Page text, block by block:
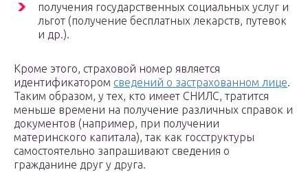
получения государственных социальных услуг и
льгот (получение бесплатных лекарств, путевок
и др.).
Кроме этого, страховой номер является
идентификатором сведений о застрахованном лице.
Таким образом, у тех, кто имеет СНИЛС, тратится
меньше времени на получение различных справок и
документов (например, при получении
материнского капитала), так как госструктуры
самостоятельно запрашивают сведения о
гражданине друг у друга.